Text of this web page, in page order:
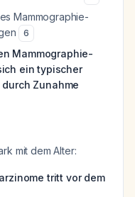
Mammographie-
6
Mammographie-
ein typischer
Zunahme
mit dem Alter:
tritt vor dem